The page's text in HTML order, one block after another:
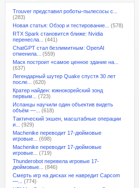
Trouver представил роботы-пылесосы с...
(283)
Новая статья: Обзор и тестирование...
(578)
RTX Spark становится ближе: Nvidia
перенесла...
(441)
ChatGPT стал безлимитным: OpenAI
отменила...
(559)
Маск построит «самое ценное здание на...
(637)
Легендарный шутер Quake спустя 30 лет
после...
(620)
Кратер найден: южнокорейский зонд
первым...
(723)
Испанцы научили один объектив видеть
объём —...
(618)
Тактический экшен, масштабные операции
и...
(929)
Machenike переводит 17-дюймовые
игровые...
(698)
Machenike переводит 17-дюймовые
игровые...
(719)
Thunderobot перевела игровые 17-
дюймовые...
(846)
Смерть игр на дисках не навредит Capcom
—...
(774)